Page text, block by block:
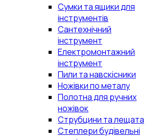
Сумки та ящики для
інструментів
Сантехнічний
інструмент
Електромонтажний
інструмент
Пили та навскісники
Ножівки по металу
Полотна для ручних
ножівок
Струбцини та лещата
Степлери будівельні